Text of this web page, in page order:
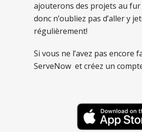
ajouterons des projets au fur
donc n’oubliez pas d’aller y
régulièrement!
Si vous ne l’avez pas encore
ServeNow et créez un